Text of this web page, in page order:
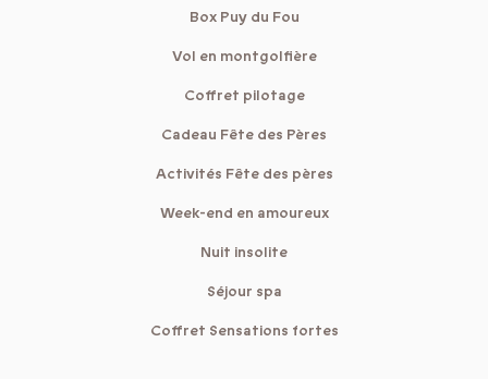
Box Puy du Fou
Vol en montgolfière
Coffret pilotage
Cadeau Fête des Pères
Activités Fête des pères
Week-end en amoureux
Nuit insolite
Séjour spa
Coffret Sensations fortes